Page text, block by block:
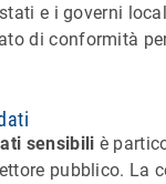
e i governi
di conformità
sensibili è
pubblico. La